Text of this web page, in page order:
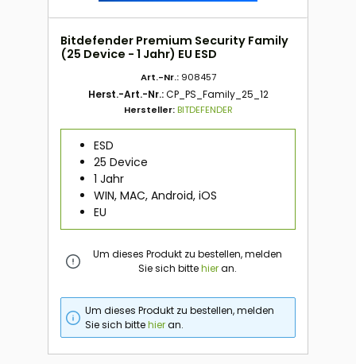
Bitdefender Premium Security Family
(25 Device - 1 Jahr) EU ESD
Art.-Nr.: 908457
Herst.-Art.-Nr.:CP_PS_Family_25_12
Hersteller:BITDEFENDER
ESD
25 Device
1 Jahr
WIN, MAC, Android, iOS
EU
Um dieses Produkt zu bestellen, melden
Sie sich bittehieran.
Um dieses Produkt zu bestellen, melden
Sie sich bittehieran.